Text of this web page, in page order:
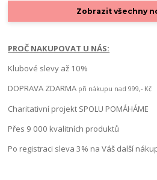
Zobrazit všechny
PROČ NAKUPOVAT U NÁS:
Klubové slevy až 10%
DOPRAVA ZDARMA při nákupu nad 999,- Kč
Charitativní projekt SPOLU POMÁHÁME
Přes 9 000 kvalitních produktů
Po registraci sleva 3% na Váš další